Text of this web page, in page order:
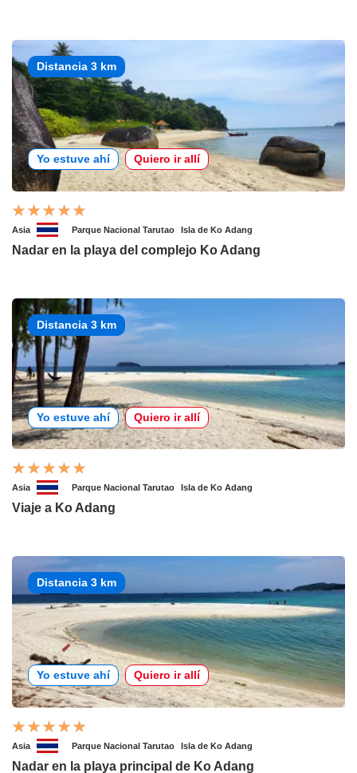
Distancia 3 km
Yo estuve ahí Quiero ir allí
Asia Parque Nacional Tarutao Isla de Ko Adang
Nadar en la playa del complejo Ko Adang
Distancia 3 km
Yo estuve ahí Quiero ir allí
Asia Parque Nacional Tarutao Isla de Ko Adang
Viaje a Ko Adang
Distancia 3 km
Yo estuve ahí Quiero ir allí
Asia Parque Nacional Tarutao Isla de Ko Adang
Nadar en la playa principal de Ko Adang